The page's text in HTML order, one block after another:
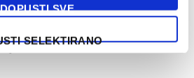
DOPUSTI SVE
SELEKTIRANO
u novom klubu